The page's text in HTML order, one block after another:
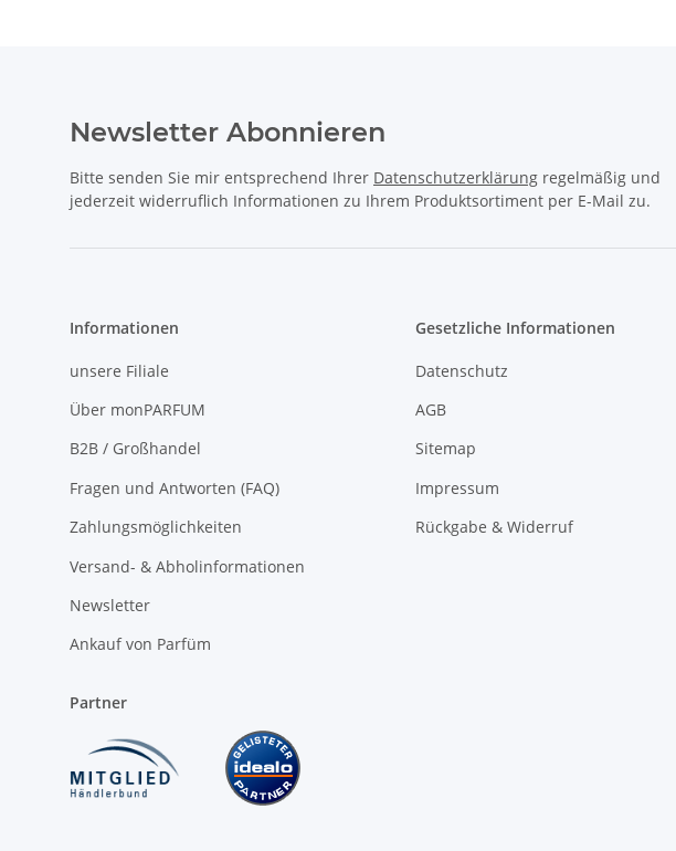
Newsletter Abonnieren
Bitte senden Sie mir entsprechend Ihrer Datenschutzerklärung regelmäßig und
jederzeit widerruflich Informationen zu Ihrem Produktsortiment per E-Mail zu.
Informationen
unsere Filiale
Über monPARFUM
B2B / Großhandel
Fragen und Antworten (FAQ)
Zahlungsmöglichkeiten
Versand- & Abholinformationen
Newsletter
Ankauf von Parfüm
Gesetzliche Informationen
Datenschutz
AGB
Sitemap
Impressum
Rückgabe & Widerruf
Partner